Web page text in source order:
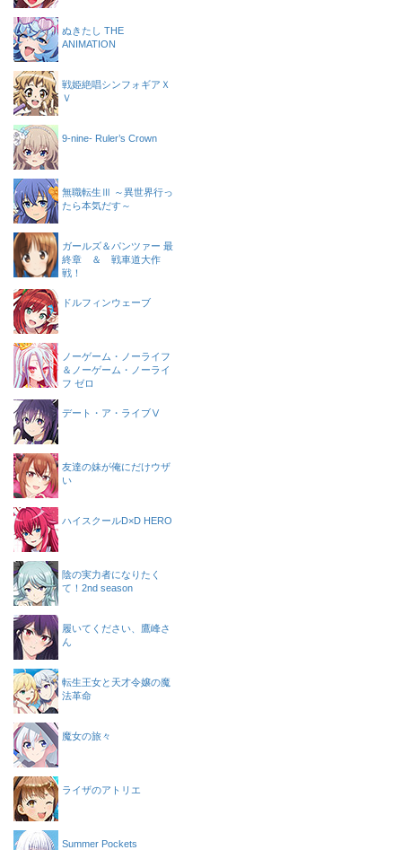
ぬきたし THE
ANIMATION
戦姫絶唱シンフォギアＸ
Ｖ
9-nine- Ruler’s Crown
無職転生Ⅲ ～異世界行っ
たら本気だす～
ガールズ＆パンツァー 最
終章 ＆ 戦車道大作
戦！
ドルフィンウェーブ
ノーゲーム・ノーライフ
＆ノーゲーム・ノーライ
フ ゼロ
デート・ア・ライブⅤ
友達の妹が俺にだけウザ
い
ハイスクールD×D HERO
陰の実力者になりたく
て！2nd season
履いてください、鷹峰さ
ん
転生王女と天才令嬢の魔
法革命
魔女の旅々
ライザのアトリエ
Summer Pockets